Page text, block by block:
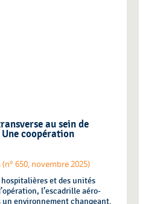
au sein de
coopération
650, novembre 2025)
et des unités
l’escadrille aéro-
un environnement changeant.